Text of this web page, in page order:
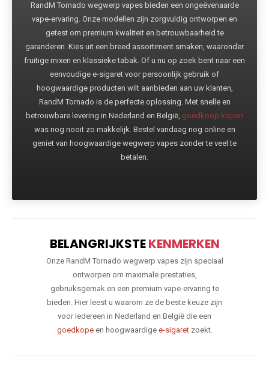
RandM Tornado wegwerp vapes bieden een ongeëvenaarde
vape-ervaring. Onze modellen zijn zorgvuldig ontworpen en
getest om premium kwaliteit en betrouwbaarheid te
garanderen. Kies uit een breed assortiment smaken, waaronder
fruitige mixen en klassieke tabak. Of u nu op zoek bent naar een
eenvoudige e-sigaret voor persoonlijk gebruik of
hoogwaardige producten wilt aanbieden aan uw klanten,
RandM Tornado is de perfecte oplossing. Met snelle en
betrouwbare levering in Nederland en België, goedkoop kopen
was nog nooit zo makkelijk. Bestel vandaag nog online en
geniet van hoogwaardige wegwerp vapes zonder te veel te
betalen.
BELANGRIJKSTEKENMERKEN
Onze RandM Tornado wegwerp vapes zijn speciaal
ontworpen om maximale prestaties,
gebruiksgemak en een premium vape-ervaring te
bieden. Hier leest u waarom ze de beste keuze zijn
voor iedereen in Nederland en België die een
goedkopeen hoogwaardige e-sigaretzoekt.